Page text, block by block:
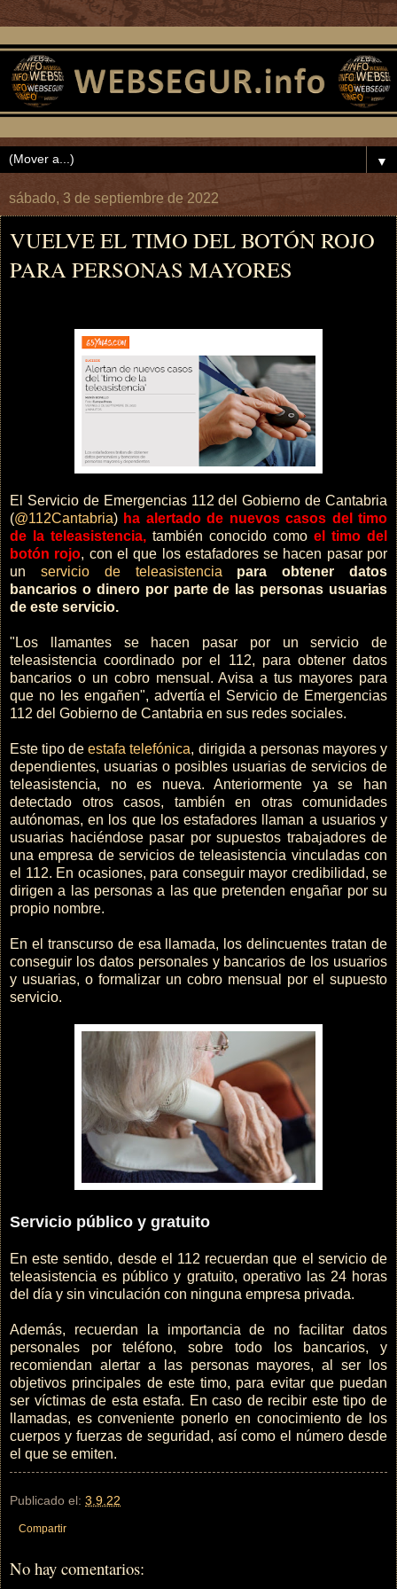
▼
sábado, 3 de septiembre de 2022
VUELVE EL TIMO DEL BOTÓN ROJO
PARA PERSONAS MAYORES
El Servicio de Emergencias 112 del Gobierno de Cantabria
(@112Cantabria) ha alertado de nuevos casos del timo
de la teleasistencia, también conocido como el timo del
botón rojo, con el que los estafadores se hacen pasar por
un servicio de teleasistencia
para obtener datos
bancarios o dinero por parte de las personas usuarias
de este servicio.
"Los llamantes se hacen pasar por un servicio de
teleasistencia coordinado por el 112, para obtener datos
bancarios o un cobro mensual. Avisa a tus mayores para
que no les engañen", advertía el Servicio de Emergencias
112 del Gobierno de Cantabria en sus redes sociales.
Este tipo deestafa telefónica, dirigida a personas mayores y
dependientes, usuarias o posibles usuarias de servicios de
teleasistencia, no es nueva. Anteriormente ya se han
detectado otros casos, también en otras comunidades
autónomas, en los que los estafadores llaman a usuarios y
usuarias haciéndose pasar por supuestos trabajadores de
una empresa de servicios de teleasistencia vinculadas con
el 112. En ocasiones, para conseguir mayor credibilidad, se
dirigen a las personas a las que pretenden engañar por su
propio nombre.
En el transcurso de esa llamada, los delincuentes tratan de
conseguir los datos personales y bancarios de los usuarios
y usuarias, o formalizar un cobro mensual por el supuesto
servicio.
Servicio público y gratuito
En este sentido, desde el 112 recuerdan que el servicio de
teleasistencia es público y gratuito, operativo las 24 horas
del día y sin vinculación con ninguna empresa privada.
Además, recuerdan la importancia de no facilitar datos
personales por teléfono, sobre todo los bancarios, y
recomiendan alertar a las personas mayores, al ser los
objetivos principales de este timo, para evitar que puedan
ser víctimas de esta estafa. En caso de recibir este tipo de
llamadas, es conveniente ponerlo en conocimiento de los
cuerpos y fuerzas de seguridad, así como el número desde
el que se emiten.
Publicado el: 3.9.22
Compartir
No hay comentarios: